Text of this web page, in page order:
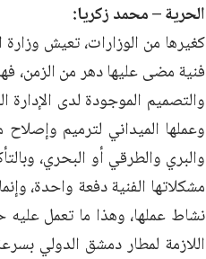
الحرية – محمد زكريا:
كغيرها من الوزارات، تعيش
فنية مضى عليها دهر من الزمن،
والتصميم الموجودة لدى
وعملها الميداني لترميم
والبري والطرقي أو البحري،
مشكلاتها الفنية دفعة واحدة،
نشاط عملها، وهذا ما تعمل